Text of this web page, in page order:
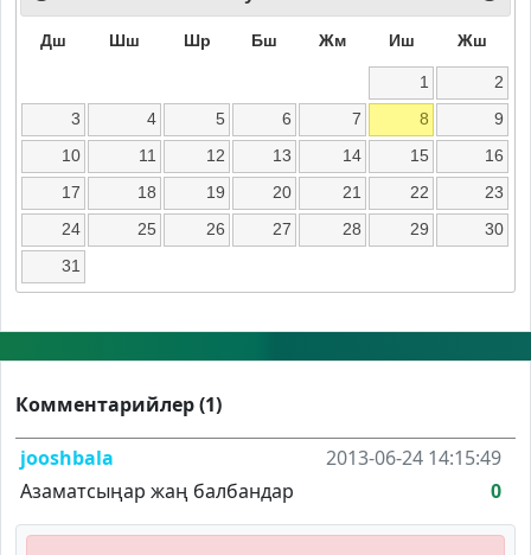
Дш Шш Шр Бш Жм Иш Жш
1
2
3
4 5 6 7 8
9
10
11 12 13 14 15
16
17
18 19 20 21 22
23
24
25 26 27 28 29
30
31
Комментарийлер (1)
jooshbala
2013-06-24 14:15:49
Азаматсыңар жаң балбандар
0